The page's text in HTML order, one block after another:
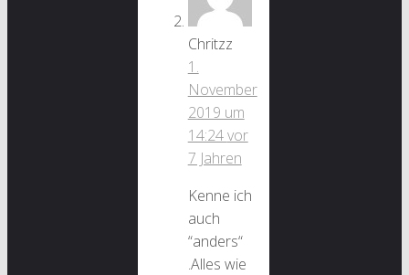
Chritzz
1.
November
2019 um
14:24vor
7 Jahren
Kenne ich
auch
“anders“
.Alles wie